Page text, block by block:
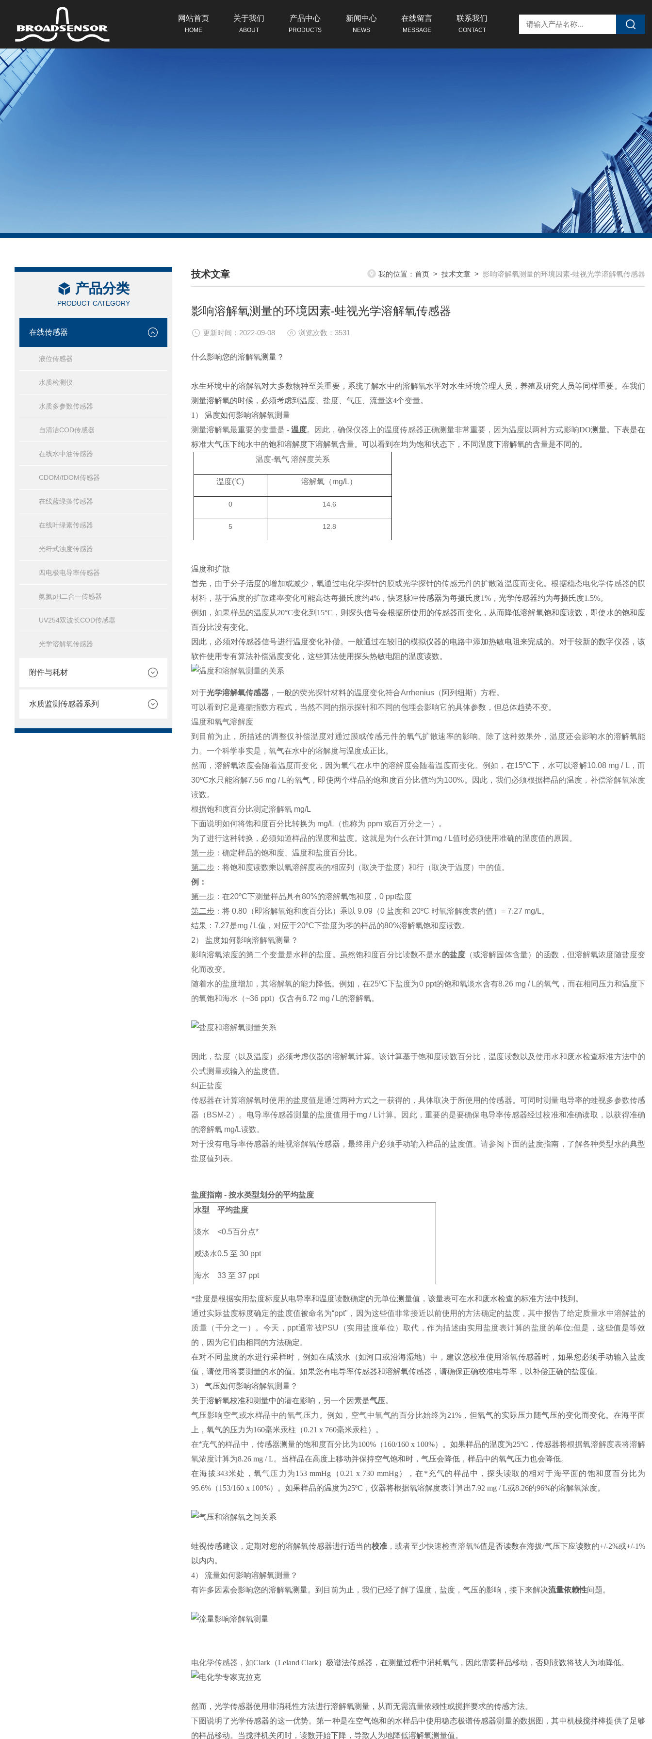
网站首页
HOME
关于我们
ABOUT
产品中心
PRODUCTS
新闻中心
NEWS
在线留言
MESSAGE
联系我们
CONTACT
产品分类
PRODUCT CATEGORY
在线传感器
液位传感器
水质检测仪
水质多参数传感器
自清洁COD传感器
在线水中油传感器
CDOM/fDOM传感器
在线蓝绿藻传感器
在线叶绿素传感器
光纤式浊度传感器
四电极电导率传感器
氨氮pH二合一传感器
UV254双波长COD传感器
光学溶解氧传感器
附件与耗材
水质监测传感器系列
技术文章
/ TECHNICAL ARTICLES
我的位置： 首页 > 技术文章 > 影响溶解氧测量的环境因素-蛙视光学溶解氧传感器
影响溶解氧测量的环境因素-蛙视光学溶解氧传感器
更新时间：2022-09-08 浏览次数：3531
什么影响您的溶解氧测量？
水生环境中的溶解氧对大多数物种至关重要，系统了解水中的溶解氧水平对水生环境管理人员，养殖及研究人员等同样重要。在我们
测量溶解氧的时候，必须考虑到温度、盐度、气压、流量这4个变量。
1） 温度如何影响溶解氧测量
测量溶解氧最重要的变量是 - 温度。因此，确保仪器上的温度传感器正确测量非常重要，因为温度以两种方式影响DO测量。下表是在
标准大气压下纯水中的饱和溶解度下溶解氧含量。可以看到在均为饱和状态下，不同温度下溶解氧的含量是不同的。
温度-氧气 溶解度关系
温度(℃) 溶解氧（mg/L）
0 14.6
5 12.8
15
20 9.2
25 8.6
100 0
温度和扩散
首先，由于分子活度的增加或减少，氧通过电化学探针的膜或光学探针的传感元件的扩散随温度而变化。根据稳态电化学传感器的膜
材料，基于温度的扩散速率变化可能高达每摄氏度约4%，快速脉冲传感器为每摄氏度1%，光学传感器约为每摄氏度1.5%。
例如，如果样品的温度从20°C变化到15°C，则探头信号会根据所使用的传感器而变化，从而降低溶解氧饱和度读数，即使水的饱和度
百分比没有变化。
因此，必须对传感器信号进行温度变化补偿。一般通过在较旧的模拟仪器的电路中添加热敏电阻来完成的。对于较新的数字仪器，该
软件使用专有算法补偿温度变化，这些算法使用探头热敏电阻的温度读数。
对于光学溶解氧传感器 ，一般的荧光探针材料的温度变化符合Arrhenius（阿列纽斯）方程。
可以看到它是遵循指数方程式，当然不同的指示探针和不同的包埋会影响它的具体参数，但总体趋势不变。
温度和氧气溶解度
到目前为止，所描述的调整仅补偿温度对通过膜或传感元件的氧气扩散速率的影响。除了这种效果外，温度还会影响水的溶解氧能
力。一个科学事实是，氧气在水中的溶解度与温度成正比。
然而，溶解氧浓度会随着温度而变化，因为氧气在水中的溶解度会随着温度而变化。例如，在15ºC下，水可以溶解10.08 mg / L，而
30ºC水只能溶解7.56 mg / L的氧气，即使两个样品的饱和度百分比值均为100%。因此，我们必须根据样品的温度，补偿溶解氧浓度
读数。
根据饱和度百分比测定溶解氧 mg/L
下面说明如何将饱和度百分比转换为 mg/L（也称为 ppm 或百万分之一）。
为了进行这种转换，必须知道样品的温度和盐度。这就是为什么在计算mg / L值时必须使用准确的温度值的原因。
第一步 ：确定样品的饱和度、温度和盐度百分比。
第二步 ：将饱和度读数乘以氧溶解度表的相应列（取决于盐度）和行（取决于温度）中的值。
例：
第一步 ：在20ºC下测量样品具有80%的溶解氧饱和度， 0 ppt盐度
第二步 ：将 0.80 （即溶解氧饱和度百分比）乘以 9.09 （0 盐度和 20ºC 时氧溶解度表的值） = 7.27 mg/L。
结果 ： 7.27是mg / L值，对应于20ºC下盐度为零的样品的80%溶解氧饱和度读数。
2） 盐度如何影响溶解氧测量？
影响溶氧浓度的第二个变量是水样的盐度。虽然饱和度百分比读数不是水的盐度（或溶解固体含量）的函数，但溶解氧浓度随盐度变
化而改变。
随着水的盐度增加，其溶解氧的能力降低。例如，在25ºC下盐度为0 ppt的饱和氧淡水含有8.26 mg / L的氧气，而在相同压力和温度下
的氧饱和海水（~36 ppt）仅含有6.72 mg / L的溶解氧。
因此，盐度（以及温度）必须考虑仪器的溶解氧计算。该计算基于饱和度读数百分比，温度读数以及使用水和废水检查标准方法中的
公式测量或输入的盐度值。
纠正盐度
传感器在计算溶解氧时使用的盐度值是通过两种方式之一获得的，具体取决于所使用的传感器。可同时测量电导率的蛙视多参数传感
器（ BSM-2 ）。 电导率传感器测量的盐度值用于mg / L计算。因此，重要的是要确保电导率传感器经过校准和准确读取，以获得准确
的溶解氧 mg/L读数。
对于没有电导率传感器的蛙视溶解氧传感器，最终用户必须手动输入样品的盐度值。请参阅下面的盐度指南，了解各种类型水的典型
盐度值列表。
盐度指南 - 按水类型划分的平均盐度
水型
平均盐度
淡水 <0.5百分点*
咸淡水0.5 至 30 ppt
海水 33 至 37 ppt
盐水 30 至 50 ppt
盐水 >50ppt
*盐度是根据实用盐度标度从电导率和温度读数确定的无单位测量值，该量表可在水和废水检查的标准方法中找到。
通过实际盐度标度确定的盐度值被命名为“ppt"，因为这些值非常接近以前使用的方法确定的盐度，其中报告了给定质量水中溶解盐的
质量（千分之一）。今天，ppt通常被PSU（实用盐度单位）取代，作为描述由实用盐度表计算的盐度的单位;但是，这些值是等效
的，因为它们由相同的方法确定。
在对不同盐度的水进行采样时，例如在咸淡水（如河口或沿海湿地）中，建议您校准使用溶氧传感器时，如果您必须手动输入盐度
值，请使用将要测量的水的值。如果您有电导率传感器和溶解氧传感器，请确保正确校准电导率，以补偿正确的盐度值。
3） 气压如何影响溶解氧测量？
关于溶解氧校准和测量中的潜在影响，另一个因素是气压。
气压影响空气或水样品中的氧气压力。例如，空气中氧气的百分比始终为21%，但氧气的实际压力随气压的变化而变化。在海平面
上，氧气的压力为160毫米汞柱（0.21 x 760毫米汞柱）。
在*充气的样品中，传感器测量的饱和度百分比为100%（160/160 x 100%）。如果样品的温度为25ºC，传感器将根据氧溶解度表将溶解
氧浓度计算为8.26 mg / L。当样品在高度上移动并保持空气饱和时，气压会降低，样品中的氧气压力也会降低。
在海拔343米处 ，氧气压力为153 mmHg（0.21 x 730 mmHg），在*充气的样品中，探头读取的相对于海平面的饱和度百分比为
95.6%（153/160 x 100%）。如果样品的温度为25ºC，仪器将根据氧溶解度表计算出7.92 mg / L或8.26的96%的溶解氧浓度。
蛙视传感建议，定期对您的溶解氧传感器进行适当的校准 ，或者至少快速检查溶氧%值是否读数在海拔/气压下应读数的+/-2%或+/-1%
以内内。
4） 流量如何影响溶解氧测量？
有许多因素会影响您的溶解氧测量。到目前为止，我们已经了解了温度，盐度，气压的影响，接下来解决流量依赖性问题。
电化学传感器，如Clark（Leland Clark）极谱法传感器，在测量过程中消耗氧气，因此需要样品移动，否则读数将被人为地降低。
然而，光学传感器使用非消耗性方法进行溶解氧测量，从而无需流量依赖性或搅拌要求的传感方法。
下图说明了光学传感器的这一优势。第一种是在空气饱和的水样品中使用稳态极谱传感器测量的数据图，其中机械搅拌棒提供了足够
的样品移动。当搅拌机关闭时，读数开始下降，导致人为地降低溶解氧测量值。